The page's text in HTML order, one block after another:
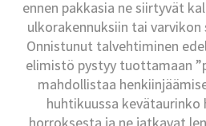
ennen pakkasia ne siirtyvät
ulkorakennuksiin tai
Onnistunut talvehtiminen
elimistö pystyy tuottamaan
mahdollistaa
huhtikuussa